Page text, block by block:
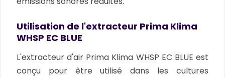
Utilisation de l'extracteur Prima Klima
WHSP EC BLUE
L'extracteur d'air Prima Klima WHSP EC BLUE est
conçu pour être utilisé dans les cultures